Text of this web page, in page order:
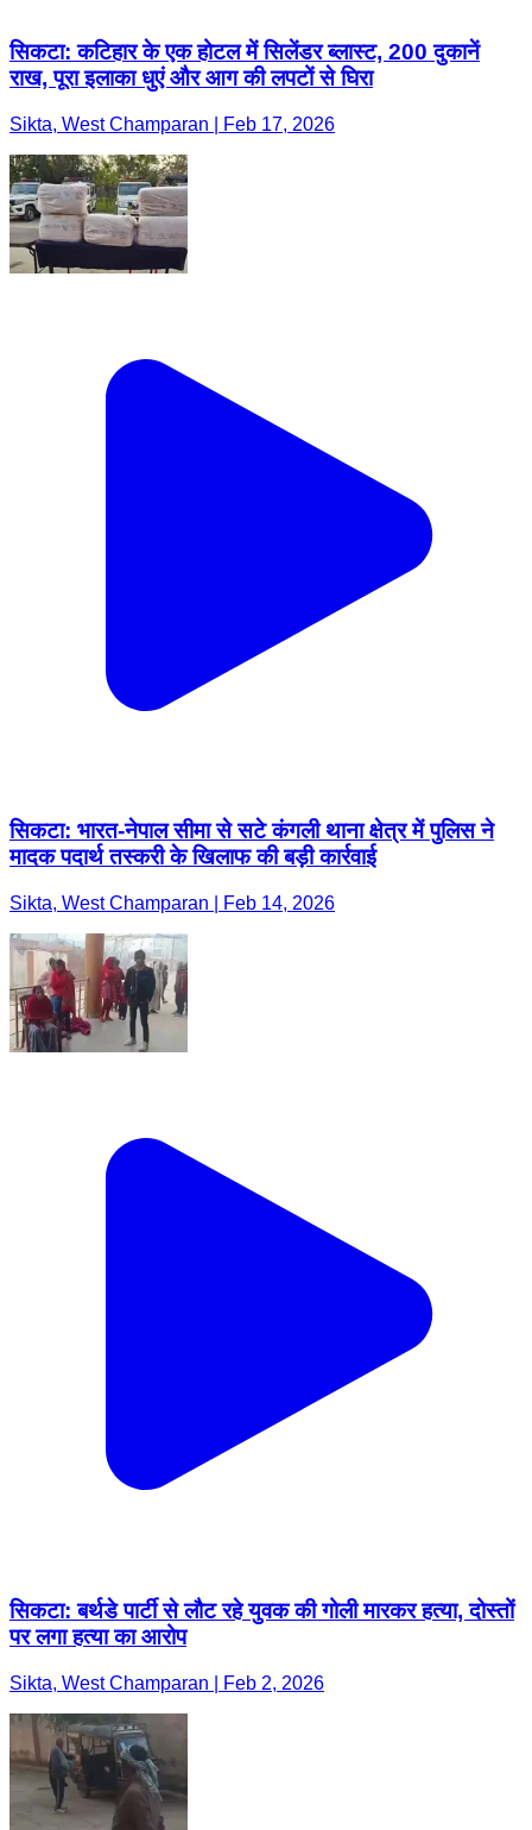
सिकटा: कटिहार के एक होटल में सिलेंडर ब्लास्ट, 200 दुकानें
राख, पूरा इलाका धुएं और आग की लपटों से घिरा
Sikta, West Champaran | Feb 17, 2026
सिकटा: भारत-नेपाल सीमा से सटे कंगली थाना क्षेत्र में पुलिस ने
मादक पदार्थ तस्करी के खिलाफ की बड़ी कार्रवाई
Sikta, West Champaran | Feb 14, 2026
सिकटा: बर्थडे पार्टी से लौट रहे युवक की गोली मारकर हत्या, दोस्तों
पर लगा हत्या का आरोप
Sikta, West Champaran | Feb 2, 2026